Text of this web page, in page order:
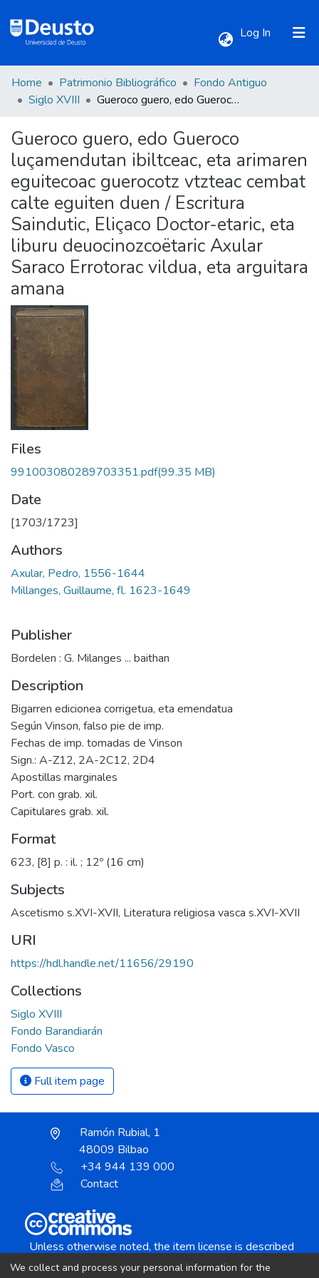
Log In (current)
Communities & Collections
All of DSpace
Statistics
Home Patrimonio Bibliográfico
Fondo Antiguo
Siglo XVIII
Gueroco guero, edo Gueroco luçamendutan ibiltceac, eta arimaren eguitecoac guerocotz vtzteac cembat calte eguiten duen / Escritura Saindutic, Eliçaco Doctor-etaric, eta liburu deuocinozcoëtaric Axular Saraco Errotorac vildua, eta arguitara amana
Gueroco guero, edo Gueroco
luçamendutan ibiltceac, eta arimaren
eguitecoac guerocotz vtzteac cembat
calte eguiten duen / Escritura
Saindutic, Eliçaco Doctor-etaric, eta
liburu deuocinozcoëtaric Axular
Saraco Errotorac vildua, eta arguitara
amana
Files
991003080289703351.pdf(99.35 MB)
Date
[1703/1723]
Authors
Axular, Pedro, 1556-1644
Millanges, Guillaume, fl. 1623-1649
Publisher
Bordelen : G. Milanges ... baithan
Description
Bigarren edicionea corrigetua, eta emendatua
Según Vinson, falso pie de imp.
Fechas de imp. tomadas de Vinson
Sign.: A-Z12, 2A-2C12, 2D4
Apostillas marginales
Port. con grab. xil.
Capitulares grab. xil.
Format
623, [8] p. : il. ; 12º (16 cm)
Subjects
Ascetismo s.XVI-XVII, Literatura religiosa vasca s.XVI-XVII
URI
https://hdl.handle.net/11656/29190
Collections
Siglo XVIII
Fondo Barandiarán
Fondo Vasco
Full item page
Ramón Rubial, 1
48009 Bilbao
+34 944 139 000
Contact
Unless otherwise noted, the item license is described
We collect and process your personal information for the